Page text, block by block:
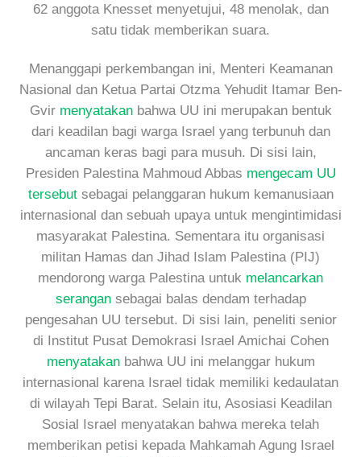
62 anggota Knesset menyetujui, 48 menolak, dan
satu tidak memberikan suara.
Menanggapi perkembangan ini, Menteri Keamanan
Nasional dan Ketua Partai Otzma Yehudit Itamar Ben-
Gvir menyatakanbahwa UU ini merupakan bentuk
dari keadilan bagi warga Israel yang terbunuh dan
ancaman keras bagi para musuh. Di sisi lain,
Presiden Palestina Mahmoud Abbas mengecam UU
tersebutsebagai pelanggaran hukum kemanusiaan
internasional dan sebuah upaya untuk mengintimidasi
masyarakat Palestina. Sementara itu organisasi
militan Hamas dan Jihad Islam Palestina (PIJ)
mendorong warga Palestina untuk melancarkan
serangansebagai balas dendam terhadap
pengesahan UU tersebut. Di sisi lain, peneliti senior
di Institut Pusat Demokrasi Israel Amichai Cohen
menyatakanbahwa UU ini melanggar hukum
internasional karena Israel tidak memiliki kedaulatan
di wilayah Tepi Barat. Selain itu, Asosiasi Keadilan
Sosial Israel menyatakan bahwa mereka telah
memberikan petisi kepada Mahkamah Agung Israel